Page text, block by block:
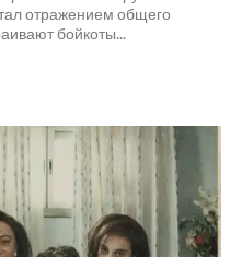
отражением общего
бойкоты...